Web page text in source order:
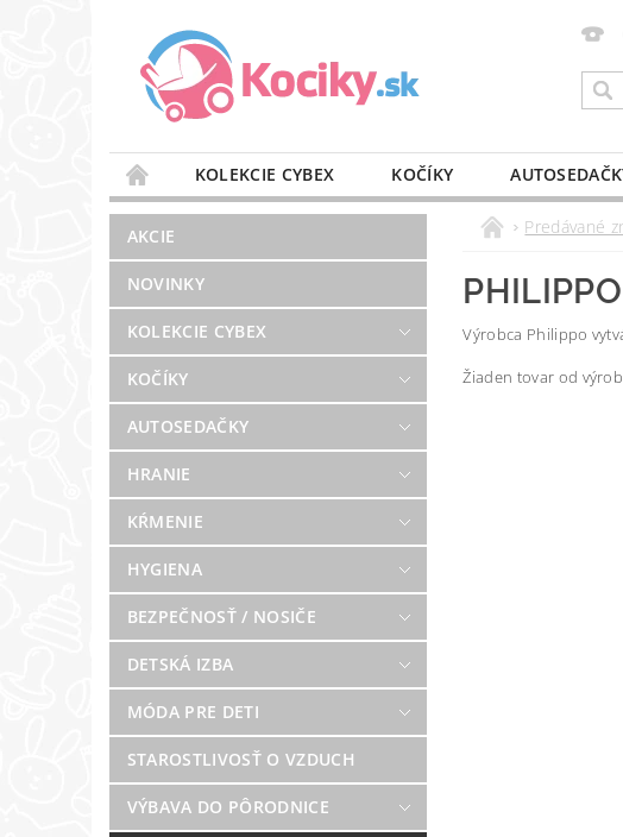
KOLEKCIE CYBEX KOČÍKY
STAROSTLIVOSŤ O VZDUCH
VÝBAVA DO PÔRODNICE
BLOG
PREDAJŇA KONTAKT
AKCIE
NOVINKY
KOLEKCIE CYBEX
KOČÍKY
AUTOSEDAČKY
HRANIE
KŔMENIE
HYGIENA
BEZPEČNOSŤ / NOSIČE
DETSKÁ IZBA
MÓDA PRE DETI
STAROSTLIVOSŤ O VZDUCH
VÝBAVA DO PÔRODNICE
Predávané
PHILIPPO
Výrobca Philippo
Žiaden tovar od